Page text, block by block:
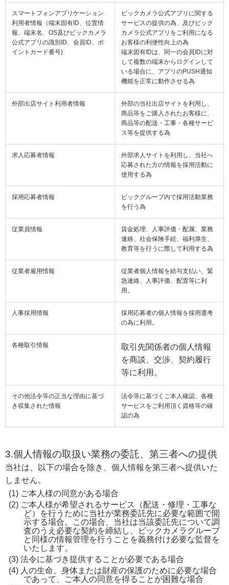
スマートフォンアプリケーション
利用者情報（端末固有ID、位置情
報、端末名、OS及びビックカメラ
公式アプリの識別ID、会員ID、ポ
イントカード番号)
ビックカメラ公式アプリに関する
サービスの提供の為、及びビック
カメラ公式アプリをご利用になる
お客様の利便性向上の為
端末固有IDは、同一の会員IDに対
して複数の端末からログインして
いる場合に、アプリのPUSH通知
機能を正常に動作させる為
外部出店サイト利用者情報
外部の当社出店サイトを利用し、
商品等をご購入されたお客様に、
商品等の配送・工事・各種サービ
ス等を提供する為
求人応募者情報
外部求人サイトを利用し、当社へ
応募された方の情報を採用活動に
使用する為
採用応募者情報
ビックグループ内で採用活動業務
を行う為
従業員情報
賃金処理、人事評価・配属、業務
連絡、社会保険手続、福利厚生、
教育等を行うに際して利用する為
従業者雇用情報
従業者個人情報を給与支払い、緊
急連絡、人事評価、配置等に利
用。
人事採用情報
採用応募者の個人情報を採用選考
の為に利用。
各種取引情報
取引先関係者の個人情報
を商談、交渉、契約履行
等に利用。
その他法令等の正当な理由に基づ
き収集された情報
法令等に基づくご本人確認、各種
サービスをご利用頂く資格等の確
認の為
3.個人情報の取扱い業務の委託、第三者への提供
当社は、以下の場合を除き、個人情報を第三者へ提供いた
しません。
ご本人様の同意がある場合
ご本人様が希望されるサービス（配送・修理・工事な
ど）を行うために当社が業務委託先に必要な範囲で開
示する場合。この場合、当社は当該委託先について調
査のうえ必要な契約を締結し、ビックカメラグループ
と同様の情報管理を行うことを義務付け必要な監督を
いたします。
法令に基づき提供することが必要である場合
人の生命、身体または財産の保護のために必要な場合
であって、ご本人の同意を得ることが困難な場合